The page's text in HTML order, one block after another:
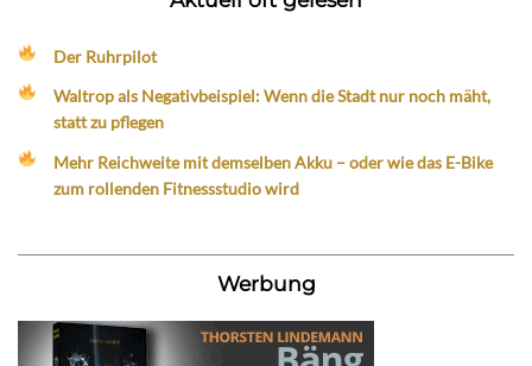
Der Ruhrpilot
Waltrop als Negativbeispiel: Wenn die Stadt nur noch mäht,
statt zu pflegen
Mehr Reichweite mit demselben Akku – oder wie das E-Bike
zum rollenden Fitnessstudio wird
Werbung